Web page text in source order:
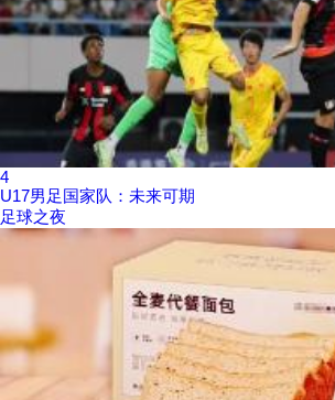
4
U17男足国家队：未来可期
足球之夜